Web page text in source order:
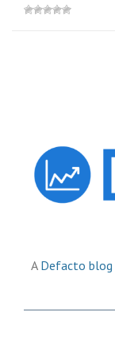
A Defacto blog